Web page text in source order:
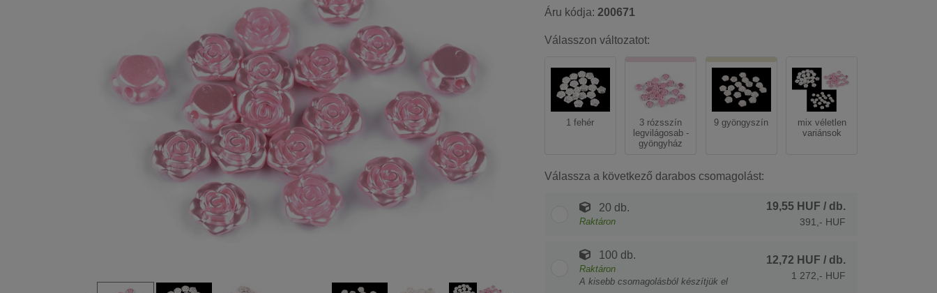
Áru kódja: 200671
Válasszon változatot:
1 fehér
3 rózsszín
legvilágosab -
gyöngyház
9 gyöngyszín
mix véletlen
variánsok
Válassza a következő darabos csomagolást:
20 db.
Raktáron
19,55 HUF / db.
391,- HUF
100 db.
Raktáron
A kisebb csomagolásból készítjük el
12,72 HUF / db.
1 272,- HUF